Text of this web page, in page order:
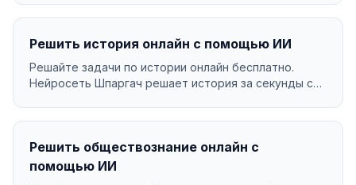
Решить история онлайн с помощью ИИ
Решайте задачи по истории онлайн бесплатно.
Нейросеть Шпаргач решает история за секунды с
Решить обществознание онлайн с
помощью ИИ